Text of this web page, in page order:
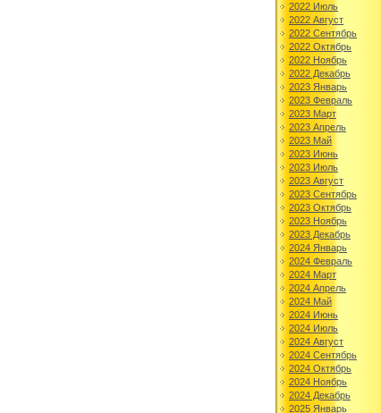
2022 Июль
2022 Август
2022 Сентябрь
2022 Октябрь
2022 Ноябрь
2022 Декабрь
2023 Январь
2023 Февраль
2023 Март
2023 Апрель
2023 Май
2023 Июнь
2023 Июль
2023 Август
2023 Сентябрь
2023 Октябрь
2023 Ноябрь
2023 Декабрь
2024 Январь
2024 Февраль
2024 Март
2024 Апрель
2024 Май
2024 Июнь
2024 Июль
2024 Август
2024 Сентябрь
2024 Октябрь
2024 Ноябрь
2024 Декабрь
2025 Январь